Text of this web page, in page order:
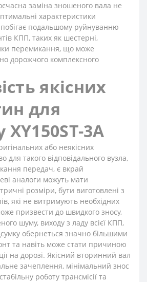
заміна зношеного вала не
характеристики
подальшому руйнуванню
КПП, таких як шестерні,
перемикання, що може
дорожчого комплексного
якісних
для
3A
або неякісних
для такого відповідального вузла,
передач, є вкрай
аналоги можуть мати
розміри, бути виготовлені з
які не витримують необхідних
призвести до швидкого зносу,
шуму, виходу з ладу всієї КПП,
обернеться значно більшими
та навіть може стати причиною
на дорозі. Якісний вторинний вал
зачеплення, мінімальний знос
роботу трансмісії та